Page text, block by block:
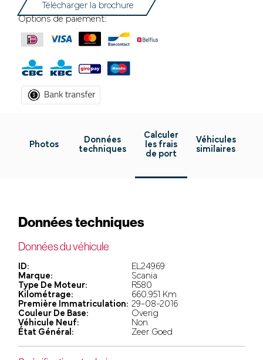
Télécharger la brochure
Options de paiement:
Photos
Données
techniques
Calculer
les frais
de port
Véhicules
similaires
Données techniques
Données du véhicule
ID:
EL24969
Marque:
Scania
Type De Moteur:
R580
Kilométrage:
660.951 Km
Première Immatriculation: 29-08-2016
Couleur De Base:
Overig
Véhicule Neuf:
Non
État Général:
Zeer Goed